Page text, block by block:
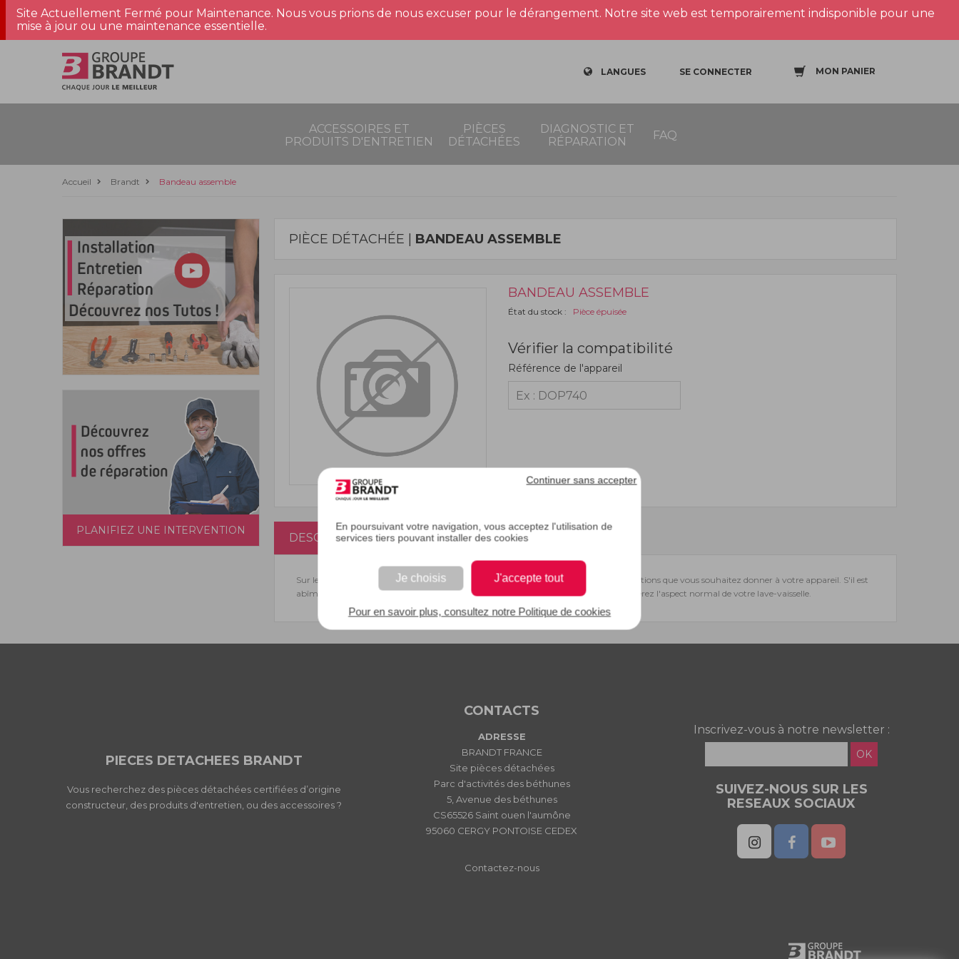
En poursuivant votre navigation, vous acceptez l'utilisation de
services tiers pouvant installer des cookies
Je choisis J'accepte tout
Continuer sans accepter
Pour en savoir plus, consultez notre Politique de cookies
Site Actuellement Fermé pour Maintenance. Nous vous prions de nous excuser pour le dérangement. Notre site web est temporairement indisponible pour une
mise à jour ou une maintenance essentielle.
LANGUES SE CONNECTER MON PANIER
ACCESSOIRES ET
PRODUITS D'ENTRETIEN
PIÈCES
DÉTACHÉES
DIAGNOSTIC ET
RÉPARATION
FAQ
Accueil Brandt Bandeau assemble
PLANIFIEZ UNE INTERVENTION
PIÈCE DÉTACHÉE | BANDEAU ASSEMBLE
BANDEAU ASSEMBLE
État du stock : Pièce épuisée
Vérifier la compatibilité
Référence de l'appareil
DESCRIPTION
Sur le bandeau de votre lave-vaisselle, vous pouvez sélectionner les différentes instructions que vous souhaitez donner à votre appareil. S'il est
abîmé ou cassé, vous pouvez le remplacer par cette pièce assemblée et vous retrouverez l'aspect normal de votre lave-vaisselle.
PIECES DETACHEES BRANDT
Vous recherchez des pièces détachées certifiées d’origine
constructeur, des produits d'entretien, ou des accessoires ?
CONTACTS
ADRESSE
BRANDT FRANCE
Site pièces détachées
Parc d'activités des béthunes
5, Avenue des béthunes
CS65526 Saint ouen l'aumône
95060 CERGY PONTOISE CEDEX
Contactez-nous
Inscrivez-vous à notre newsletter :
OK
SUIVEZ-NOUS SUR LES
RESEAUX SOCIAUX